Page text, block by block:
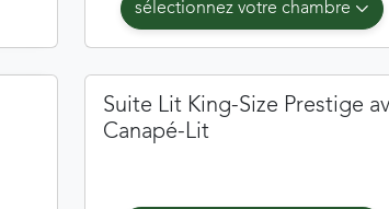
sélectionnez votre chambre
Suite Lit King-Size Prestige
Canapé-Lit